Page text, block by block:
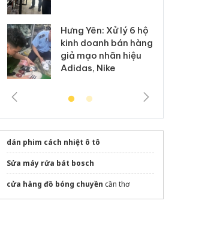
Hưng Yên: Xử lý 6 hộ
kinh doanh bán hàng
giả mạo nhãn hiệu
Adidas, Nike
dán phim cách nhiệt ô tô
Sửa máy rửa bát bosch
cửa hàng đồ bóng chuyền cần thơ